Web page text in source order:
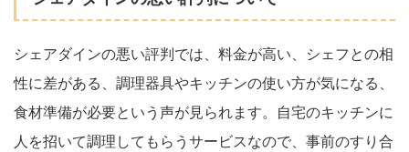
シェアダインの悪い評判では、料金が高い、シェフとの相
性に差がある、調理器具やキッチンの使い方が気になる、
食材準備が必要という声が見られます。自宅のキッチンに
人を招いて調理してもらうサービスなので、事前のすり合